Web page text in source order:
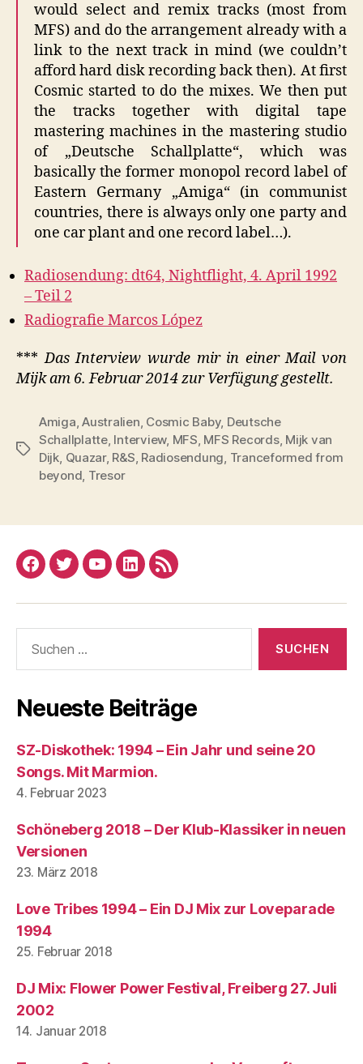
would select and remix tracks (most from
MFS) and do the arrangement already with a
link to the next track in mind (we couldn’t
afford hard disk recording back then). At first
Cosmic started to do the mixes. We then put
the tracks together with digital tape
mastering machines in the mastering studio
of „Deutsche Schallplatte“, which was
basically the former monopol record label of
Eastern Germany „Amiga“ (in communist
countries, there is always only one party and
one car plant and one record label…).
Radiosendung: dt64, Nightflight, 4. April 1992
– Teil 2
Radiografie Marcos López
***Das Interview wurde mir in einer Mail von
Mijk am 6. Februar 2014 zur Verfügung gestellt.
Schlagwörter
Amiga,Australien, Cosmic Baby, Deutsche
Schallplatte, Interview, MFS, MFS Records, Mijk van
Dijk, Quazar, R&S, Radiosendung, Tranceformed from
beyond, Tresor
Facebook
TwitterYouTube
LinkedRSS
nach:
Neueste Beiträge
SZ-Diskothek: 1994 – Ein Jahr und seine 20
Songs. Mit Marmion.
4. Februar 2023
Schöneberg 2018 – Der Klub-Klassiker in neuen
Versionen
23. März 2018
Love Tribes 1994 – Ein DJ Mix zur Loveparade
1994
25. Februar 2018
DJ Mix: Flower Power Festival, Freiberg 27. Juli
2002
14. Januar 2018